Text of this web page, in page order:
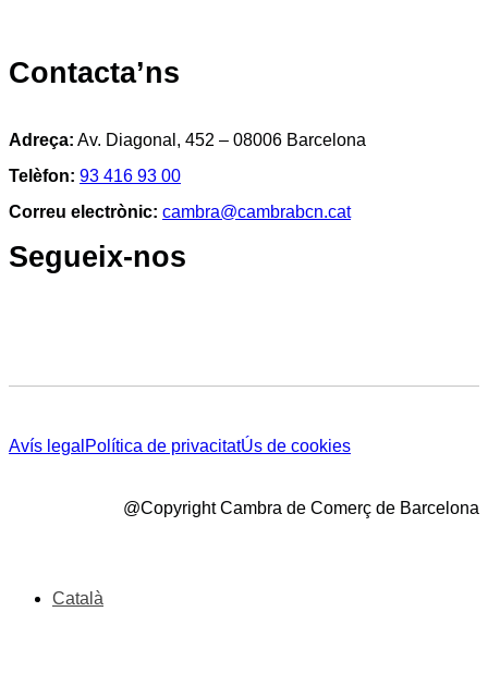
Contacta’ns
Adreça: Av. Diagonal, 452 – 08006 Barcelona
Telèfon: 93 416 93 00
Correu electrònic: cambra@cambrabcn.cat
Segueix-nos
Avís legal Política de privacitatÚs de cookies
@Copyright Cambra de Comerç de Barcelona
Català